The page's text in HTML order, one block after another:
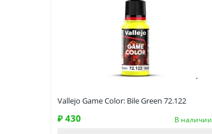
Vallejo Game Color: Bile Green 72.122
₽ 430 В наличии